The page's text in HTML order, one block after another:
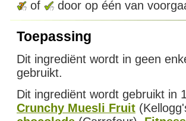
of
door op één van
Toepassing
Dit ingrediënt wordt in geen
gebruikt.
Dit ingrediënt wordt gebruikt in
Crunchy Muesli Fruit